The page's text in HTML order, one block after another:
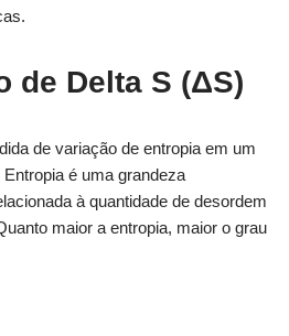
de Delta S (ΔS)
de variação de entropia em um
é uma grandeza
à quantidade de desordem
maior a entropia, maior o grau